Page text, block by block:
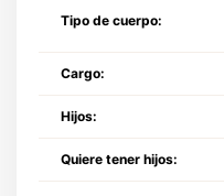
Tipo de cuerpo:
Cargo:
Hijos:
Quiere tener hijos: